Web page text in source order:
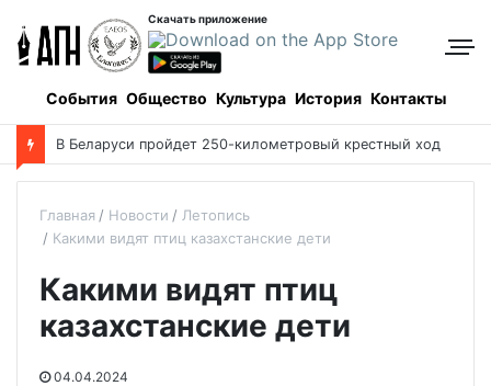
Скачать приложение
События Общество Культура История Контакты
В Беларуси пройдет 250-километровый крестный ход
Главная Новости
Летопись
Какими видят птиц казахстанские дети
Какими видят птиц
казахстанские дети
04.04.2024